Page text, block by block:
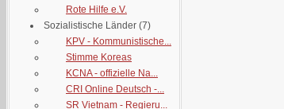
Rote Hilfe e.V.
Sozialistische Länder (7)
KPV - Kommunistische...
Stimme Koreas
KCNA - offizielle Na...
CRI Online Deutsch -...
SR Vietnam - Regieru...